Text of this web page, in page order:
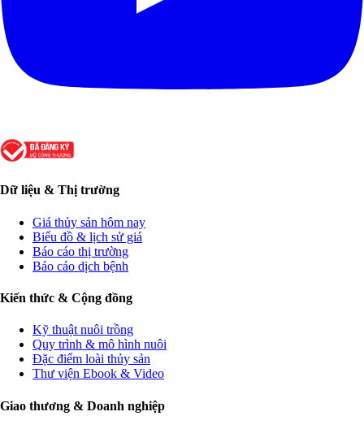
Dữ liệu & Thị trường
Giá thủy sản hôm nay
Biểu đồ & lịch sử giá
Báo cáo thị trường
Báo cáo dịch bệnh
Kiến thức & Cộng đồng
Kỹ thuật nuôi trồng
Quy trình & mô hình nuôi
Đặc điểm loài thủy sản
Thư viện Ebook & Video
Giao thương & Doanh nghiệp